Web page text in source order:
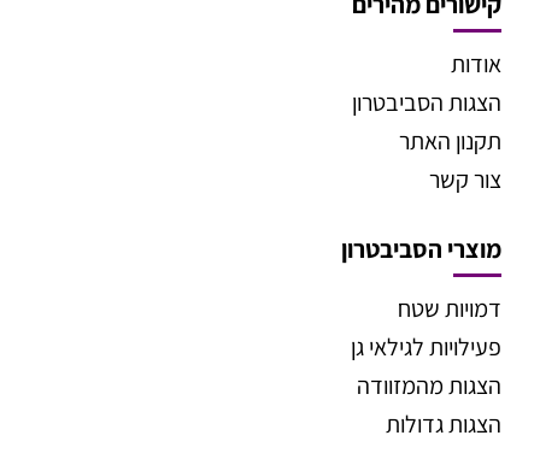
אודות
הצגות הסביבטרון
תקנון האתר
צור קשר
מוצרי הסביבטרון
דמויות שטח
פעילויות לגילאי גן
הצגות מהמזוודה
הצגות גדולות